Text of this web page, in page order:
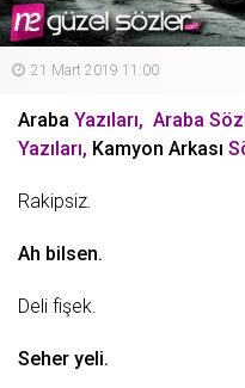
21 Mart 2019 11:00
Araba Yazıları, Araba
Yazıları, Kamyon Arkası
Rakipsiz.
Ah bilsen.
Deli fişek.
Seher yeli.